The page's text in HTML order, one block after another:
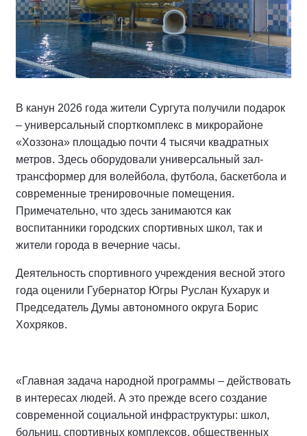
В Пыть-Яхе реконструировали аквацентр
«Дельфин». В здании отремонтировали кровлю,
отопления, оборудование и кафельную плитку.